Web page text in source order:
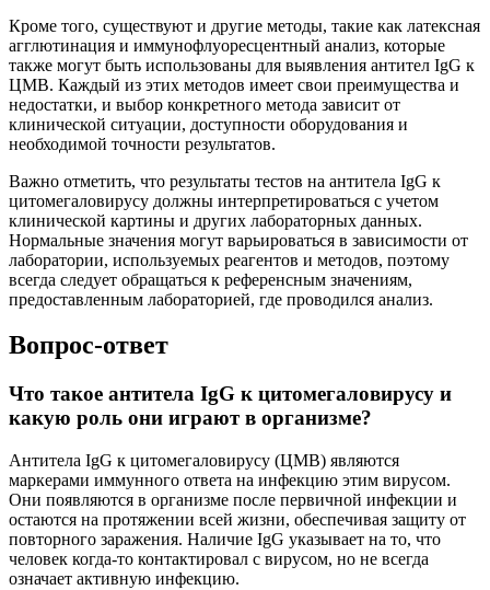
Кроме того, существуют и другие методы, такие как латексная
агглютинация и иммунофлуоресцентный анализ, которые
также могут быть использованы для выявления антител IgG к
ЦМВ. Каждый из этих методов имеет свои преимущества и
недостатки, и выбор конкретного метода зависит от
клинической ситуации, доступности оборудования и
необходимой точности результатов.
Важно отметить, что результаты тестов на антитела IgG к
цитомегаловирусу должны интерпретироваться с учетом
клинической картины и других лабораторных данных.
Нормальные значения могут варьироваться в зависимости от
лаборатории, используемых реагентов и методов, поэтому
всегда следует обращаться к референсным значениям,
предоставленным лабораторией, где проводился анализ.
Вопрос-ответ
Что такое антитела IgG к цитомегаловирусу и
какую роль они играют в организме?
Антитела IgG к цитомегаловирусу (ЦМВ) являются
маркерами иммунного ответа на инфекцию этим вирусом.
Они появляются в организме после первичной инфекции и
остаются на протяжении всей жизни, обеспечивая защиту от
повторного заражения. Наличие IgG указывает на то, что
человек когда-то контактировал с вирусом, но не всегда
означает активную инфекцию.